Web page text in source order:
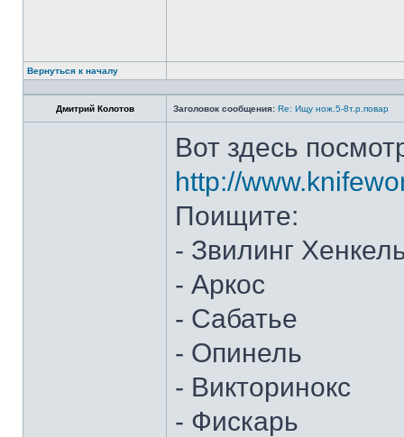
Вернуться к началу
Дмитрий Колотов Заголовок сообщения: Re: Ищу нож.5-8т.р.повар
Вот здесь
http://
Поищите:
- Звилинг
- Аркос
- Сабатье
- Опинель
- Викторинокс
- Фискарь